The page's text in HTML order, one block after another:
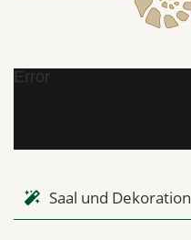
Error
Saal und Dekoration